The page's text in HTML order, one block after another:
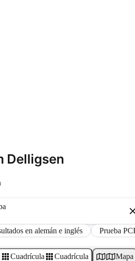
Delligsen
en alemán e inglés Prueba
Cuadrícula Cuadrícula Mapa